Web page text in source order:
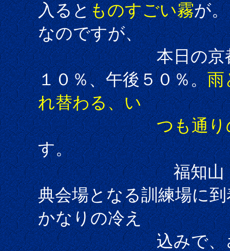
入るとものすごい霧が
なのですが、
本日の京都府日
１０％、午後５０％。雨
れ替わる、い
つも通りの
す。
福知山ＩＣで一
典会場となる訓練場に
かなりの冷え
込みで、さすが